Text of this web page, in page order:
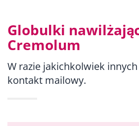
Globulki
Cremolum
W razie jakichkolwiek
kontakt mailowy.